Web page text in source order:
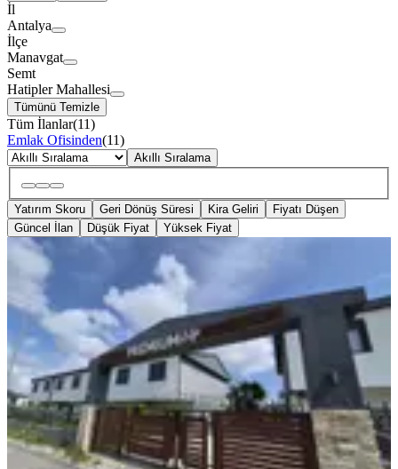
İl
Antalya
İlçe
Manavgat
Semt
Hatipler Mahallesi
Tümünü Temizle
Tüm İlanlar(11)
Emlak Ofisinden(11)
Akıllı Sıralama
Yatırım Skoru Geri Dönüş Süresi Kira Geliri
Fiyatı Düşen
Güncel İlan
Düşük Fiyat Yüksek Fiyat
BALKONLU
Manavgat Premium Sitesinde Havuza
Sıfır 2+1 Dubleks Daire
Manavgat, Hatipler Mahallesi
2+1·95 m²· 1. Kat·01.08.2026
6.850.000 ₺
Turyap Manavgat Temsilciliği Seher Derviş